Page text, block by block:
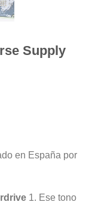
Supply
en España por
1. Ese tono